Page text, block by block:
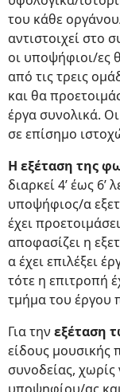
του κάθε
αντιστοιχεί στο
οι υποψήφιοι/ες
από τις τρεις
και θα
έργα συνολικά.
σε επίσημο
Η εξέταση της
διαρκεί 4’ έως
υποψήφιος/α
έχει
αποφασίζει η
α έχει επιλέξει
τότε η επιτροπή
τμήμα του έργου
Για την εξέταση
είδους μουσικής
συνοδείας,